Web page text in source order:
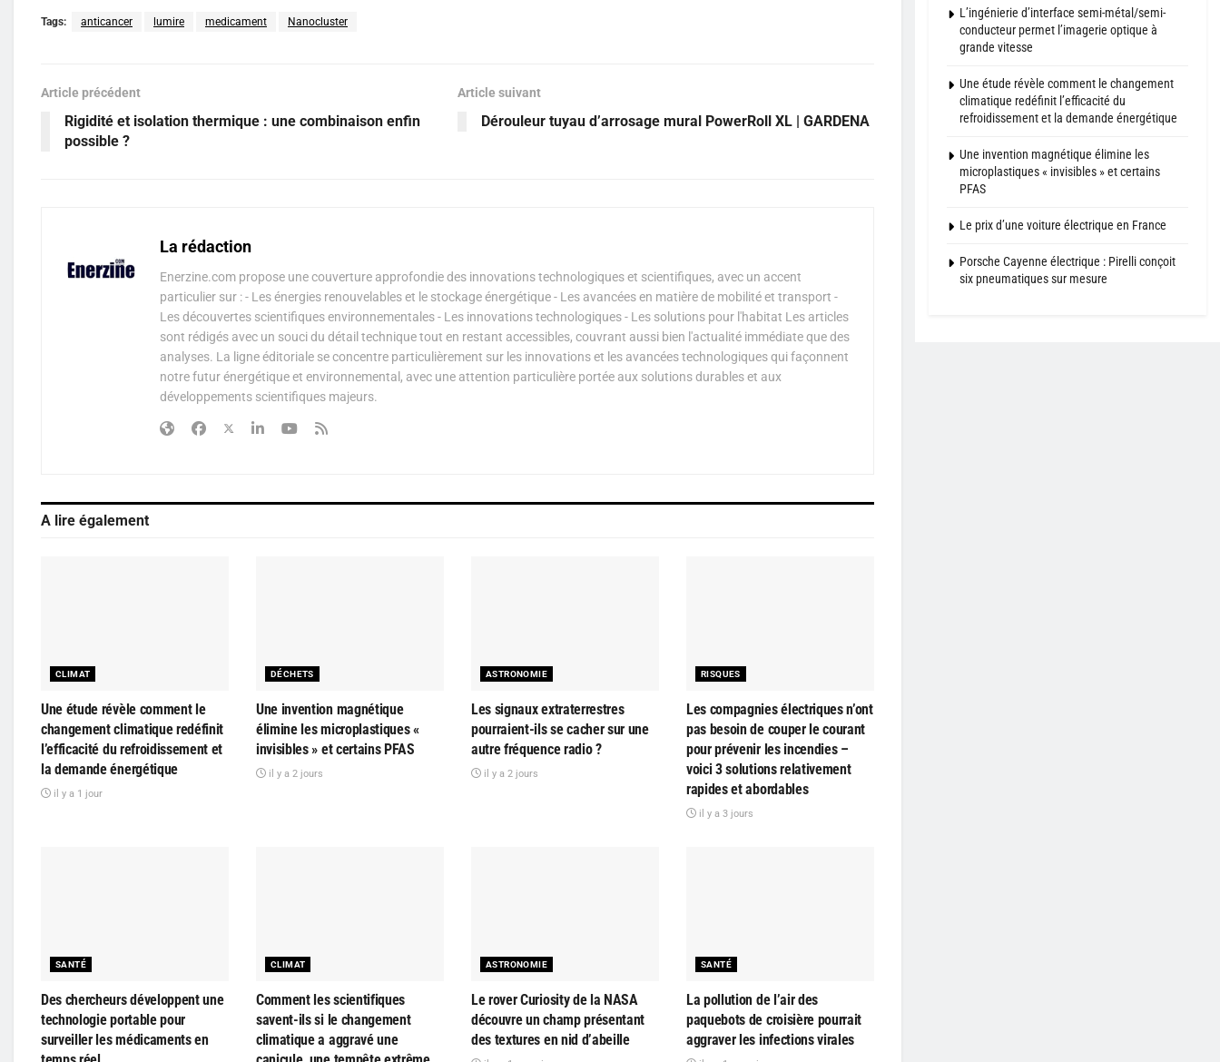
Tags: anticancer lumire medicament Nanocluster
Article précédent
Rigidité et isolation thermique : une combinaison enfin
possible ?
Article suivant
Dérouleur tuyau d’arrosage mural PowerRoll XL | GARDENA
La rédaction
Enerzine.com propose une couverture approfondie des innovations technologiques et scientifiques, avec un accent
particulier sur : - Les énergies renouvelables et le stockage énergétique - Les avancées en matière de mobilité et transport -
Les découvertes scientifiques environnementales - Les innovations technologiques - Les solutions pour l'habitat Les articles
sont rédigés avec un souci du détail technique tout en restant accessibles, couvrant aussi bien l'actualité immédiate que des
analyses. La ligne éditoriale se concentre particulièrement sur les innovations et les avancées technologiques qui façonnent
notre futur énergétique et environnemental, avec une attention particulière portée aux solutions durables et aux
développements scientifiques majeurs.
A lire également
CLIMAT
Une étude révèle comment le
changement climatique redéfinit
l’efficacité du refroidissement et
la demande énergétique
il y a 1 jour
DÉCHETS
Une invention magnétique
élimine les microplastiques «
invisibles » et certains PFAS
il y a 2 jours
ASTRONOMIE
Les signaux extraterrestres
pourraient-ils se cacher sur une
autre fréquence radio ?
il y a 2 jours
RISQUES
Les compagnies électriques n’ont
pas besoin de couper le courant
pour prévenir les incendies –
voici 3 solutions relativement
rapides et abordables
il y a 3 jours
SANTÉ
Des chercheurs développent une
technologie portable pour
surveiller les médicaments en
CLIMAT
Comment les scientifiques
savent-ils si le changement
climatique a aggravé une
ASTRONOMIE
Le rover Curiosity de la NASA
découvre un champ présentant
des textures en nid d’abeille
SANTÉ
La pollution de l’air des
paquebots de croisière pourrait
aggraver les infections virales
L’ingénierie d’interface semi-métal/semi-
conducteur permet l’imagerie optique à
grande vitesse
Une étude révèle comment le changement
climatique redéfinit l’efficacité du
refroidissement et la demande énergétique
Une invention magnétique élimine les
microplastiques « invisibles » et certains
PFAS
Le prix d’une voiture électrique en France
Porsche Cayenne électrique : Pirelli conçoit
six pneumatiques sur mesure